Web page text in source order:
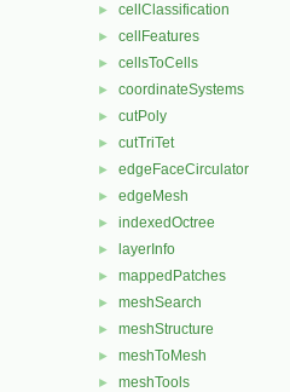
► cellClassification
► cellFeatures
► cellsToCells
► coordinateSystems
► cutPoly
► cutTriTet
► edgeFaceCirculator
► edgeMesh
► indexedOctree
► layerInfo
► mappedPatches
► meshSearch
► meshStructure
► meshToMesh
► meshTools